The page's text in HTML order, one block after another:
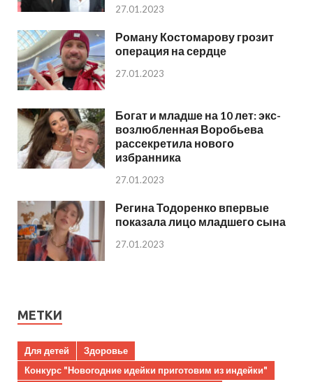
27.01.2023
Роману Костомарову грозит
операция на сердце
27.01.2023
Богат и младше на 10 лет: экс-
возлюбленная Воробьева
рассекретила нового
избранника
27.01.2023
Регина Тодоренко впервые
показала лицо младшего сына
27.01.2023
МЕТКИ
Для детей
Здоровье
Конкурс "Новогодние идейки приготовим из индейки"